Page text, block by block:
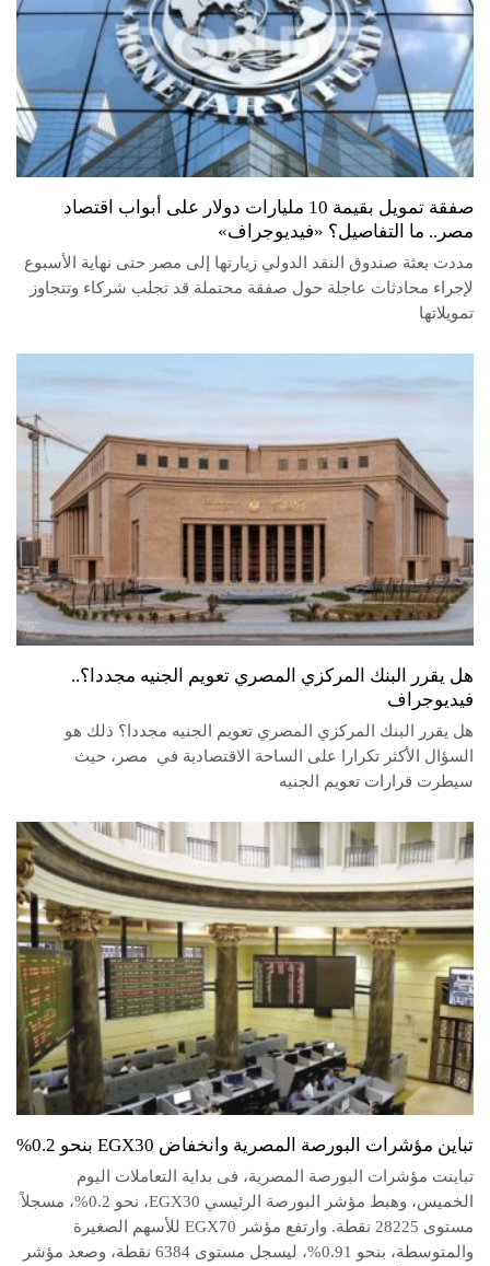
صفقة تمويل بقيمة 10 مليارات دولار على أبواب اقتصاد
مصر.. ما التفاصيل؟ «فيديوجراف»
مددت بعثة صندوق النقد الدولي زيارتها إلى مصر حتى نهاية الأسبوع
لإجراء محادثات عاجلة حول صفقة محتملة قد تجلب شركاء وتتجاوز
تمويلاتها
هل يقرر البنك المركزي المصري تعويم الجنيه مجددا؟..
فيديوجراف
هل يقرر البنك المركزي المصري تعويم الجنيه مجددا؟ ذلك هو
السؤال الأكثر تكرارا على الساحة الاقتصادية في مصر، حيث
سيطرت قرارات تعويم الجنيه
تباين مؤشرات البورصة المصرية وانخفاض EGX30 بنحو 0.2%
تباينت مؤشرات البورصة المصرية، فى بداية التعاملات اليوم
الخميس، وهبط مؤشر البورصة الرئيسي EGX30، نحو 0.2%، مسجلاً
مستوى 28225 نقطة. وارتفع مؤشر EGX70 للأسهم الصغيرة
والمتوسطة، بنحو 0.91%، ليسجل مستوى 6384 نقطة، وصعد مؤشر